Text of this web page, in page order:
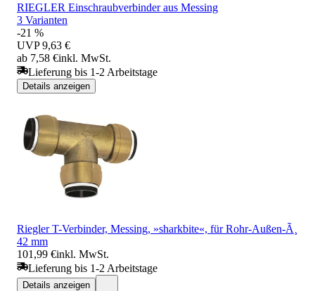
RIEGLER Einschraubverbinder aus Messing
3 Varianten
-21 %
UVP 9,63 €
ab 7,58 €inkl. MwSt.
Lieferung bis 1-2 Arbeitstage
Details anzeigen
Riegler T-Verbinder, Messing, »sharkbite«, für Rohr-Außen-Ã¸
42 mm
101,99 €inkl. MwSt.
Lieferung bis 1-2 Arbeitstage
Details anzeigen